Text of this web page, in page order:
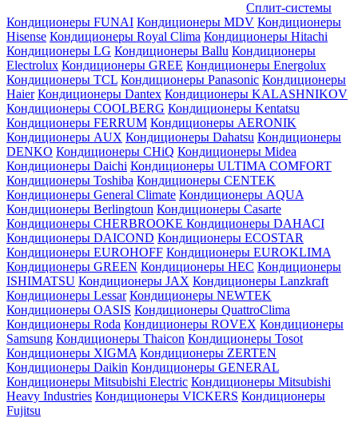
Сплит-системы
Кондиционеры FUNAI Кондиционеры MDV Кондиционеры
Hisense Кондиционеры Royal Clima Кондиционеры Hitachi
Кондиционеры LG Кондиционеры Ballu Кондиционеры
Electrolux Кондиционеры GREE Кондиционеры Energolux
Кондиционеры TCL Кондиционеры Panasonic Кондиционеры
Haier Кондиционеры Dantex Кондиционеры KALASHNIKOV
Кондиционеры СOOLBERG Кондиционеры Kentatsu
Кондиционеры FERRUM Кондиционеры AERONIK
Кондиционеры AUX Кондиционеры Dahatsu Кондиционеры
DENKO Кондиционеры CHiQ Кондиционеры Midea
Кондиционеры Daichi Кондиционеры ULTIMA COMFORT
Кондиционеры Toshiba Кондиционеры CENTEK
Кондиционеры General Climate Кондиционеры AQUA
Кондиционеры Berlingtoun Кондиционеры Casarte
Кондиционеры CHERBROOKE Кондиционеры DAHACI
Кондиционеры DAICOND Кондиционеры ECOSTAR
Кондиционеры EUROHOFF Кондиционеры EUROKLIMA
Кондиционеры GREEN Кондиционеры HEC Кондиционеры
ISHIMATSU Кондиционеры JAX Кондиционеры Lanzkraft
Кондиционеры Lessar Кондиционеры NEWTEK
Кондиционеры OASIS Кондиционеры QuattroClima
Кондиционеры Roda Кондиционеры ROVEX Кондиционеры
Samsung Кондиционеры Thaicon Кондиционеры Tosot
Кондиционеры XIGMA Кондиционеры ZERTEN
Кондиционеры Daikin Кондиционеры GENERAL
Кондиционеры Mitsubishi Electric Кондиционеры Mitsubishi
Heavy Industries Кондиционеры VICKERS Кондиционеры
Fujitsu